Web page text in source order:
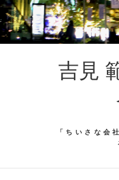
吉見
「ちいさな会